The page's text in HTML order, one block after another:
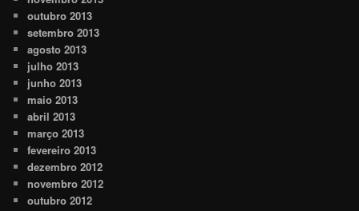
outubro 2013
setembro 2013
agosto 2013
julho 2013
junho 2013
maio 2013
abril 2013
março 2013
fevereiro 2013
dezembro 2012
novembro 2012
outubro 2012